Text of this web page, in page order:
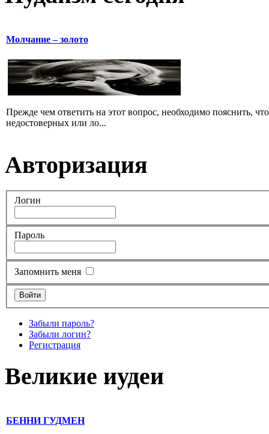
Молчание – золото
Прежде чем ответить на этот вопрос, необходимо пояснить,
недостоверных или ло...
Авторизация
Логин
Пароль
Запомнить меня
Забыли пароль?
Забыли логин?
Регистрация
Великие иудеи
БЕННИ ГУДМЕН